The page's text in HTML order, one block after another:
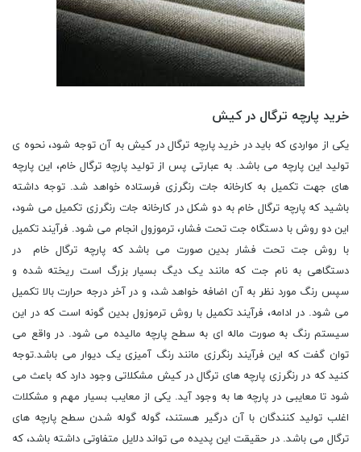
خرید پارچه ترگال در کیش
یکی از مواردی که باید در خرید پارچه ترگال در کیش به آن توجه شود، نحوه ی
تولید این پارچه می باشد. به عبارتی پس از تولید پارچه ترگال خام، این پارچه
های جهت تکمیل به کارخانه جات رنگرزی فرستاده خواهد شد. توجه داشته
باشید که پارچه ترگال خام به دو شکل در کارخانه جات رنگرزی تکمیل می شود،
این دو روش با دستگاه جت تحت فشار، ترموزول انجام می شود. فرآیند تکمیل
با روش جت تحت فشار بدین صورت می باشد که پارچه ترگال خام در
دستگاهی به نام جت که مانند یک دیگ بسیار بزرگ است ریخته شده و
سپس رنگ مورد نظر به آن اضافه خواهد شد، و در آخر درجه حرارت بالا تکمیل
می شود. در ادامه، فرآیند تکمیل با روش ترموزول بدین گونه است که در این
سیستم رنگ به صورت ماله ای به سطح پارچه مالیده می شود. در واقع می
توان گفت که این فرآیند رنگرزی مانند رنگ آمیزی یک دیوار می باشد.توجه
کنید که در رنگرزی پارچه های ترگال در کیش مشکلاتی وجود دارد که باعث می
شود تا معایبی در پارچه ها به وجود آید. یکی از معایب بسیار مهم و مشکلات
اغلب تولید کنندگان با آن درگیر هستند، گوله گوله شدن سطح پارچه های
ترگال می باشد. در حقیقت این پدیده می تواند دلایل متفاوتی داشته باشد، که